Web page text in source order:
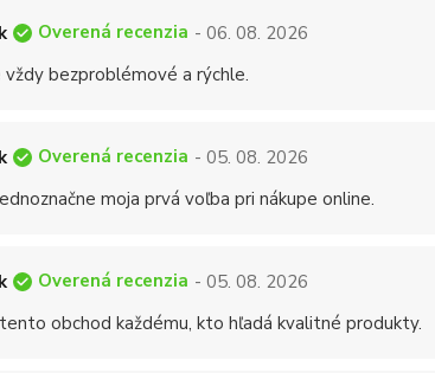
Overená recenzia - 06. 08. 2026
bezproblémové a rýchle.
Overená recenzia - 05. 08. 2026
moja prvá voľba pri nákupe online.
Overená recenzia - 05. 08. 2026
obchod každému, kto hľadá kvalitné produkty.